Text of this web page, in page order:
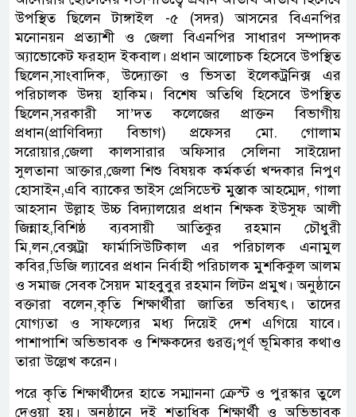
উপস্থিত ছিলেন টাঙ্গাইল -৫ (সদর) আসনের বিএনপির
মনোনয়ন প্রত্যাশী ও জেলা বিএনপির সাধারণ সম্পাদক
অ্যাভোকেট ফরহাদ ইকবাল। প্রধান আলোচক হিসেবে উপস্থিত
ছিলেন,সাংবাদিক, উদ্যোক্তা ও ভিসতা ইলেকট্রনিক্স এর
পরিচালক উদয় হাকিম। বিশেষ অতিথি হিসেবে উপস্থিত
ছিলেন,সরকারী সা’দত কলেজের প্রাক্তন বিভাগীয়
প্রধান(প্রাণিবিদ্যা বিভাগ) প্রফেসর মো. গোলাম
সরোয়ার,জেলা কালসারার অফিসার সেলিনা সাইয়েদা
সুলতানা আক্তার,জেলা শিশু বিষয়ক কর্মকর্তা খন্দকার নিপুণ
হোসাইন,এবি ব্যাকের ভাইস প্রেসিডেন্ট মুস্তাক আহম্মেদ, গালা
আহসান উল্লাহ উচ্চ বিদ্যালয়ের প্রধান শিক্ষক ইউসুফ আলী
জিন্নাহ,বিশিষ্ঠ ব্যবসায়ী আতিকুর রহমান চৌধুরী
মি,লন,বেক্সট্রা ফার্মাসিউটিকাল এর পরিচালক এনামুল
কবির,ডিজি ল্যাবের প্রধান নির্বাহী পরিচালক মুশকিকুল আলম
ও সমাজ সেবক সৈয়দ মাহবুবুর রহমান লিটন প্রমুখ। অনুষ্ঠানে
বক্তারা বলেন,কৃতি শিক্ষার্থীরা জাতির ভবিষ্যৎ। তাদের
যোগ্যতা ও সাফল্যের মধ্য দিয়েই দেশ এগিয়ে যাবে।
পাশাপাশি অভিভাবক ও শিক্ষকদের গুরত্ত¡পূর্ণ ভূমিকার কথাও
তারা উল্লেখ করেন।
পরে কৃতি শিক্ষার্থীদের হাতে সম্মাননা ক্রেস্ট ও পুরস্কার তুলে
দেওয়া হয়। অনুষ্ঠানে দুই শতাধিক শিক্ষার্থী ও অভিভাবক